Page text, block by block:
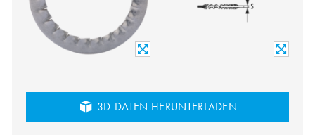
3D-DATEN HERUNTERLADEN